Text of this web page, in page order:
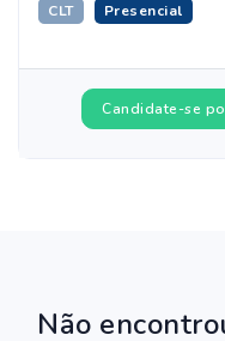
CLT Presencial
Candidate-se
Não